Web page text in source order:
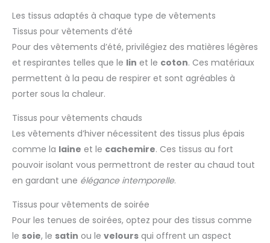
Les tissus adaptés à chaque type de vêtements
Tissus pour vêtements d’été
Pour des vêtements d’été, privilégiez des matières légères
et respirantes telles que le lin et le coton. Ces matériaux
permettent à la peau de respirer et sont agréables à
porter sous la chaleur.
Tissus pour vêtements chauds
Les vêtements d’hiver nécessitent des tissus plus épais
comme la laine et le cachemire. Ces tissus au fort
pouvoir isolant vous permettront de rester au chaud tout
en gardant une élégance intemporelle.
Tissus pour vêtements de soirée
Pour les tenues de soirées, optez pour des tissus comme
le soie, le satin ou le velours qui offrent un aspect